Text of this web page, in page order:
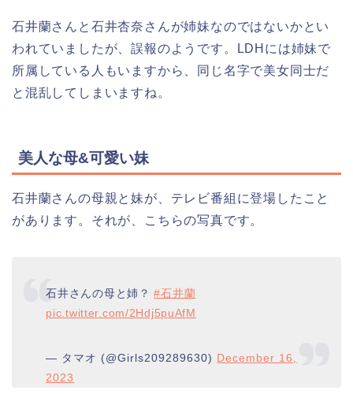
石井蘭さんと石井杏奈さんが姉妹なのではないかとい
われていましたが、誤報のようです。LDHには姉妹で
所属している人もいますから、同じ名字で美女同士だ
と混乱してしまいますね。
美人な母&可愛い妹
石井蘭さんの母親と妹が、テレビ番組に登場したこと
があります。それが、こちらの写真です。
石井さんの母と姉？#石井蘭
pic.twitter.com/2Hdj5puAfM
— タマオ (@Girls209289630) December 16,
2023